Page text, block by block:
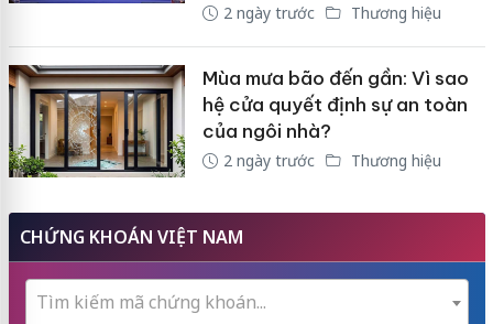
2 ngày trước Thương hiệu
Mùa mưa bão đến gần: Vì sao
hệ cửa quyết định sự an toàn
của ngôi nhà?
2 ngày trước Thương hiệu
CHỨNG KHOÁN VIỆT NAM
Tìm kiếm mã chứng khoán...